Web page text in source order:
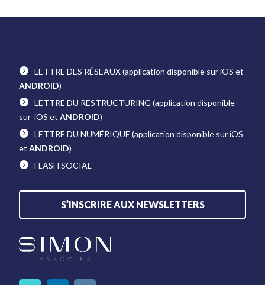
LETTRE DES RÉSEAUX(application disponible sur iOS et
ANDROID)
LETTRE DU RESTRUCTURING (application disponible
sur iOS etANDROID)
LETTRE DU NUMÉRIQUE (application disponible sur iOS
etANDROID)
FLASH SOCIAL
S’INSCRIRE AUX NEWSLETTERS